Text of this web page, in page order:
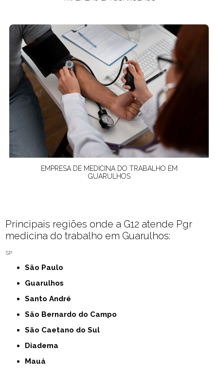
EMPRESA DE MEDICINA DO TRABALHO EM
GUARULHOS
Principais regiões onde a G12 atende Pgr
medicina do trabalho em Guarulhos:
SP
São Paulo
Guarulhos
Santo André
São Bernardo do Campo
São Caetano do Sul
Diadema
Mauá